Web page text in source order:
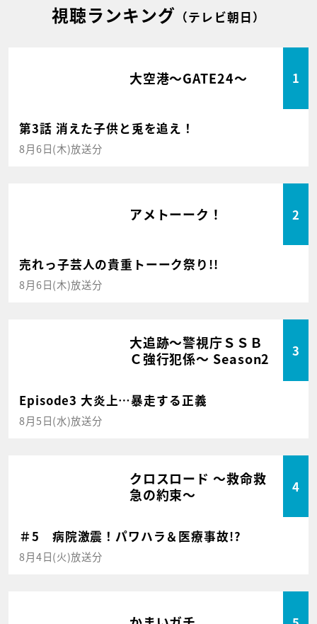
視聴ランキング （テレビ朝日）
大空港～GATE24～ 1
第3話 消えた子供と兎を追え！
8月6日(木)放送分
アメトーーク！ 2
売れっ子芸人の貴重トーーク祭り!!
8月6日(木)放送分
大追跡～警視庁ＳＳＢ
Ｃ強行犯係～ Season2
3
Episode3 大炎上…暴走する正義
8月5日(水)放送分
クロスロード ～救命救
急の約束～
4
＃5 病院激震！パワハラ＆医療事故!?
8月4日(火)放送分